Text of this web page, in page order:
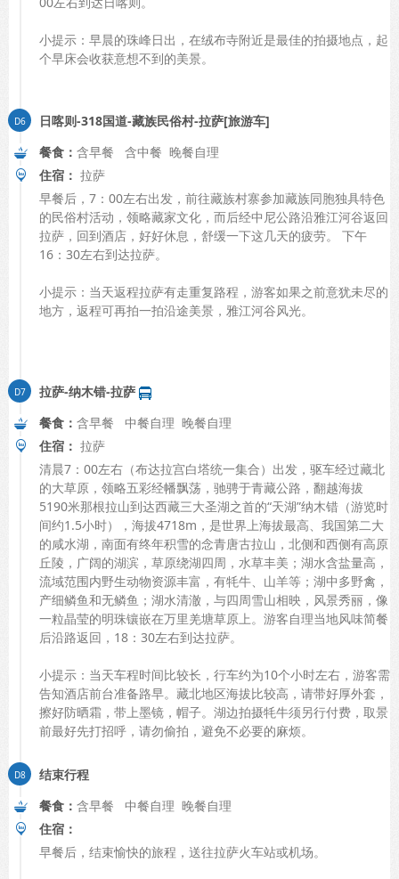
小提示：早晨的珠峰日出，在绒布寺附近是最佳的拍摄地点，起
个早床会收获意想不到的美景。
日喀则-318国道-藏族民俗村-拉萨[旅游车]
餐食： 含早餐 含中餐 晚餐自理
住宿： 拉萨
早餐后，7：00左右出发，前往藏族村寨参加藏族同胞独具特色
的民俗村活动，领略藏家文化，而后经中尼公路沿雅江河谷返回
拉萨，回到酒店，好好休息，舒缓一下这几天的疲劳。 下午
16：30左右到达拉萨。
小提示：当天返程拉萨有走重复路程，游客如果之前意犹未尽的
地方，返程可再拍一拍沿途美景，雅江河谷风光。
拉萨-纳木错-拉萨
餐食： 含早餐 中餐自理 晚餐自理
住宿： 拉萨
清晨7：00左右（布达拉宫白塔统一集合）出发，驱车经过藏北
的大草原，领略五彩经幡飘荡，驰骋于青藏公路，翻越海拔
5190米那根拉山到达西藏三大圣湖之首的“天湖”纳木错（游览时
间约1.5小时），海拔4718m，是世界上海拔最高、我国第二大
的咸水湖，南面有终年积雪的念青唐古拉山，北侧和西侧有高原
丘陵，广阔的湖滨，草原绕湖四周，水草丰美；湖水含盐量高，
流域范围内野生动物资源丰富，有牦牛、山羊等；湖中多野禽，
产细鳞鱼和无鳞鱼；湖水清澈，与四周雪山相映，风景秀丽，像
一粒晶莹的明珠镶嵌在万里羌塘草原上。游客自理当地风味简餐
后沿路返回，18：30左右到达拉萨。
小提示：当天车程时间比较长，行车约为10个小时左右，游客需
告知酒店前台准备路早。藏北地区海拔比较高，请带好厚外套，
擦好防晒霜，带上墨镜，帽子。湖边拍摄牦牛须另行付费，取景
前最好先打招呼，请勿偷拍，避免不必要的麻烦。
结束行程
餐食： 含早餐 中餐自理 晚餐自理
住宿：
早餐后，结束愉快的旅程，送往拉萨火车站或机场。